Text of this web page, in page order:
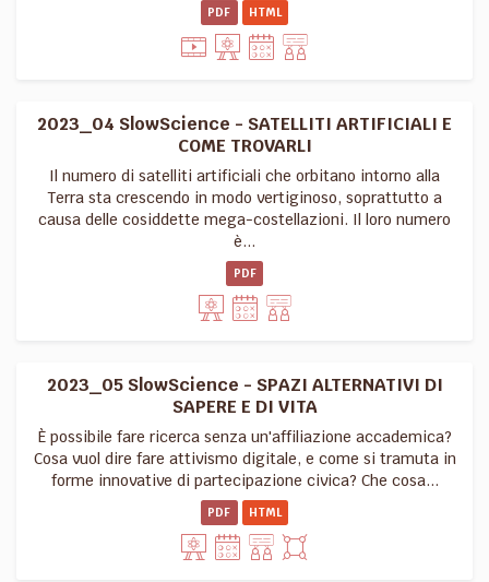
PDF HTML
2023_04 SlowScience - SATELLITI ARTIFICIALI E
COME TROVARLI
Il numero di satelliti artificiali che orbitano intorno alla
Terra sta crescendo in modo vertiginoso, soprattutto a
causa delle cosiddette mega-costellazioni. Il loro numero
è...
PDF
2023_05 SlowScience - SPAZI ALTERNATIVI DI
SAPERE E DI VITA
È possibile fare ricerca senza un'affiliazione accademica?
Cosa vuol dire fare attivismo digitale, e come si tramuta in
forme innovative di partecipazione civica? Che cosa...
PDF HTML